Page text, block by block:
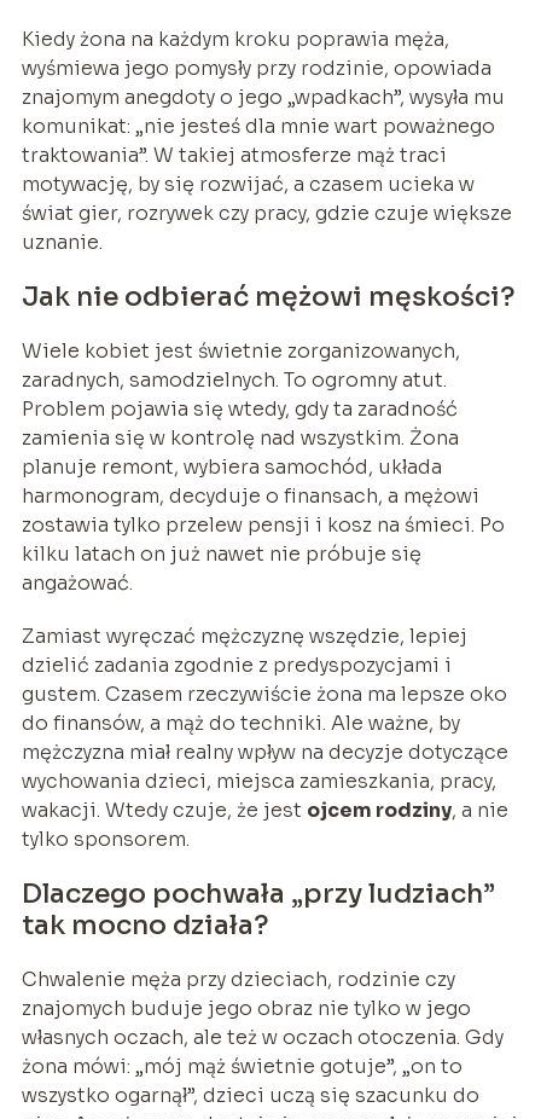
Kiedy żona na każdym kroku poprawia męża,
wyśmiewa jego pomysły przy rodzinie, opowiada
znajomym anegdoty o jego „wpadkach”, wysyła mu
komunikat: „nie jesteś dla mnie wart poważnego
traktowania”. W takiej atmosferze mąż traci
motywację, by się rozwijać, a czasem ucieka w
świat gier, rozrywek czy pracy, gdzie czuje większe
uznanie.
Jak nie odbierać mężowi męskości?
Wiele kobiet jest świetnie zorganizowanych,
zaradnych, samodzielnych. To ogromny atut.
Problem pojawia się wtedy, gdy ta zaradność
zamienia się w kontrolę nad wszystkim. Żona
planuje remont, wybiera samochód, układa
harmonogram, decyduje o finansach, a mężowi
zostawia tylko przelew pensji i kosz na śmieci. Po
kilku latach on już nawet nie próbuje się
angażować.
Zamiast wyręczać mężczyznę wszędzie, lepiej
dzielić zadania zgodnie z predyspozycjami i
gustem. Czasem rzeczywiście żona ma lepsze oko
do finansów, a mąż do techniki. Ale ważne, by
mężczyzna miał realny wpływ na decyzje dotyczące
wychowania dzieci, miejsca zamieszkania, pracy,
wakacji. Wtedy czuje, że jest ojcem rodziny, a nie
tylko sponsorem.
Dlaczego pochwała „przy ludziach”
tak mocno działa?
Chwalenie męża przy dzieciach, rodzinie czy
znajomych buduje jego obraz nie tylko w jego
własnych oczach, ale też w oczach otoczenia. Gdy
żona mówi: „mój mąż świetnie gotuje”, „on to
wszystko ogarnął”, dzieci uczą się szacunku do